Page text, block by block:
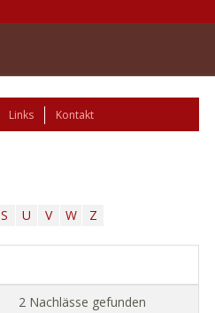
Links Kontakt
S U V W Z
2 Nachlässe gefunden